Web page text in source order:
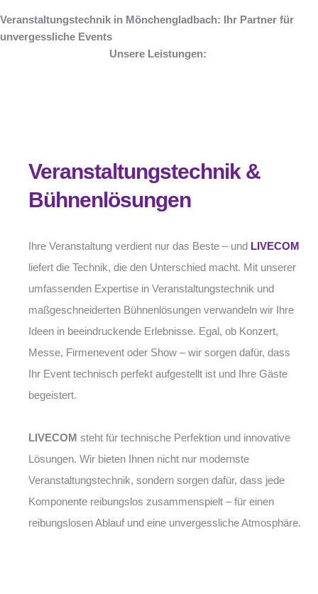
Veranstaltungstechnik in Mönchengladbach: Ihr Partner für
unvergessliche Events
Unsere Leistungen:
Veranstaltungstechnik &
Bühnenlösungen
Ihre Veranstaltung verdient nur das Beste – und LIVECOM
liefert die Technik, die den Unterschied macht. Mit unserer
umfassenden Expertise in Veranstaltungstechnik und
maßgeschneiderten Bühnenlösungen verwandeln wir Ihre
Ideen in beeindruckende Erlebnisse. Egal, ob Konzert,
Messe, Firmenevent oder Show – wir sorgen dafür, dass
Ihr Event technisch perfekt aufgestellt ist und Ihre Gäste
begeistert.
LIVECOM steht für technische Perfektion und innovative
Lösungen. Wir bieten Ihnen nicht nur modernste
Veranstaltungstechnik, sondern sorgen dafür, dass jede
Komponente reibungslos zusammenspielt – für einen
reibungslosen Ablauf und eine unvergessliche Atmosphäre.